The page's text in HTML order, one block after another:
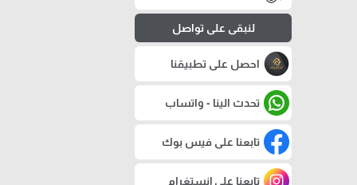
لنبقى على تواصل
احصل على تطبيقنا
تحدث الينا - واتساب
تابعنا على فيس بوك
تابعنا على إنستغرام